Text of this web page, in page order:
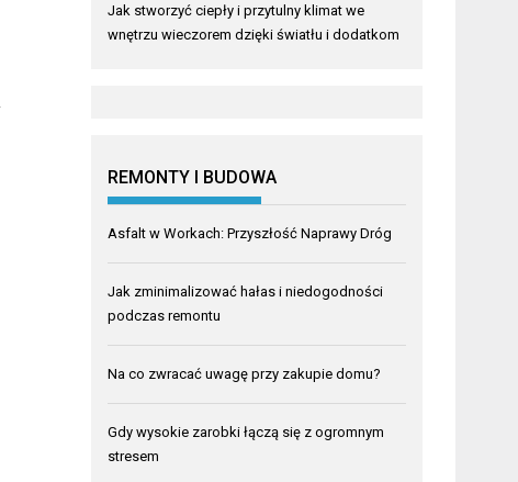
Jak stworzyć ciepły i przytulny klimat we
wnętrzu wieczorem dzięki światłu i dodatkom
REMONTY I BUDOWA
Asfalt w Workach: Przyszłość Naprawy Dróg
Jak zminimalizować hałas i niedogodności
podczas remontu
Na co zwracać uwagę przy zakupie domu?
Gdy wysokie zarobki łączą się z ogromnym
stresem